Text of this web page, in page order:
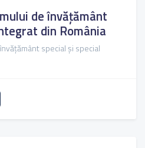
de învățământ
din România
special și special